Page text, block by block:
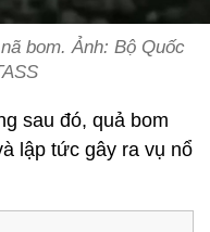
bom. Ảnh: Bộ Quốc
sau đó, quả bom
lập tức gây ra vụ nổ